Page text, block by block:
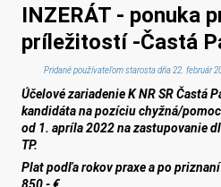
INZERÁT - ponuka
príležitostí -Častá
Pridané používateľomstarostadňa 22. február
Účelové zariadenie K NR SR Častá
kandidáta na pozíciu chyžná/
od 1. apríla 2022 na zastupovanie
TP.
Plat podľa rokov praxe a po